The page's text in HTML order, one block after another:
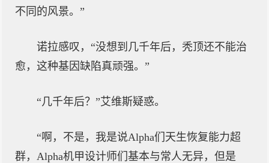
不同的风景。”
诺拉感叹，“没想到几千年后，秃顶还不能治
愈，这种基因缺陷真顽强。”
“几千年后？”艾维斯疑惑。
“啊，不是，我是说Alpha们天生恢复能力超
群，Alpha机甲设计师们基本与常人无异，但是